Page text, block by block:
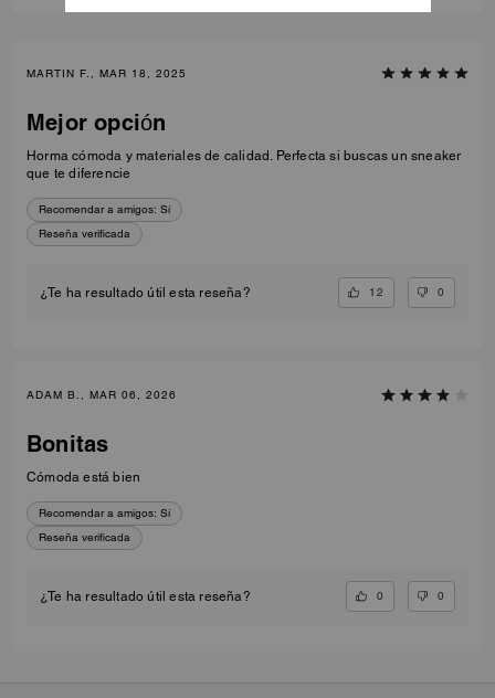
MARTIN F., MAR 18, 2025
Mejor opción
Horma cómoda y materiales de calidad. Perfecta si buscas un sneaker
que te diferencie
Recomendar a amigos: Sí
Reseña verificada
¿Te ha resultado útil esta reseña? 12 0
ADAM B., MAR 06, 2026
Bonitas
Cómoda está bien
Recomendar a amigos: Sí
Reseña verificada
¿Te ha resultado útil esta reseña? 0 0